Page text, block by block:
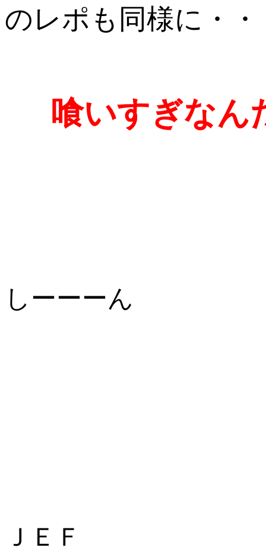
のレポも同様に・・
喰いすぎなん
しーーーん
ＪＥＦ